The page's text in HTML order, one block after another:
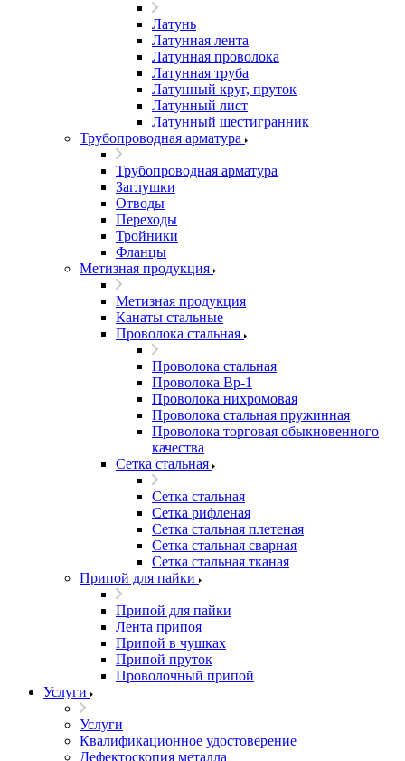
Латунь
Латунная лента
Латунная проволока
Латунная труба
Латунный круг, пруток
Латунный лист
Латунный шестигранник
Трубопроводная арматура
Трубопроводная арматура
Заглушки
Отводы
Переходы
Тройники
Фланцы
Метизная продукция
Метизная продукция
Канаты стальные
Проволока стальная
Проволока стальная
Проволока Вр-1
Проволока нихромовая
Проволока стальная пружинная
Проволока торговая обыкновенного
качества
Сетка стальная
Сетка стальная
Сетка рифленая
Сетка стальная плетеная
Сетка стальная сварная
Сетка стальная тканая
Припой для пайки
Припой для пайки
Лента припоя
Припой в чушках
Припой пруток
Проволочный припой
Услуги
Услуги
Квалификационное удостоверение
Дефектоскопия металла